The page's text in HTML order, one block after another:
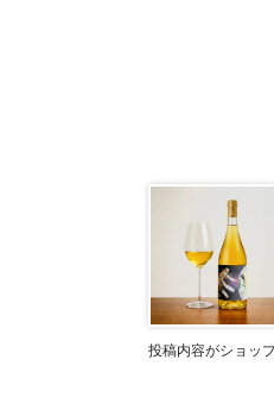
投稿内容がショッ